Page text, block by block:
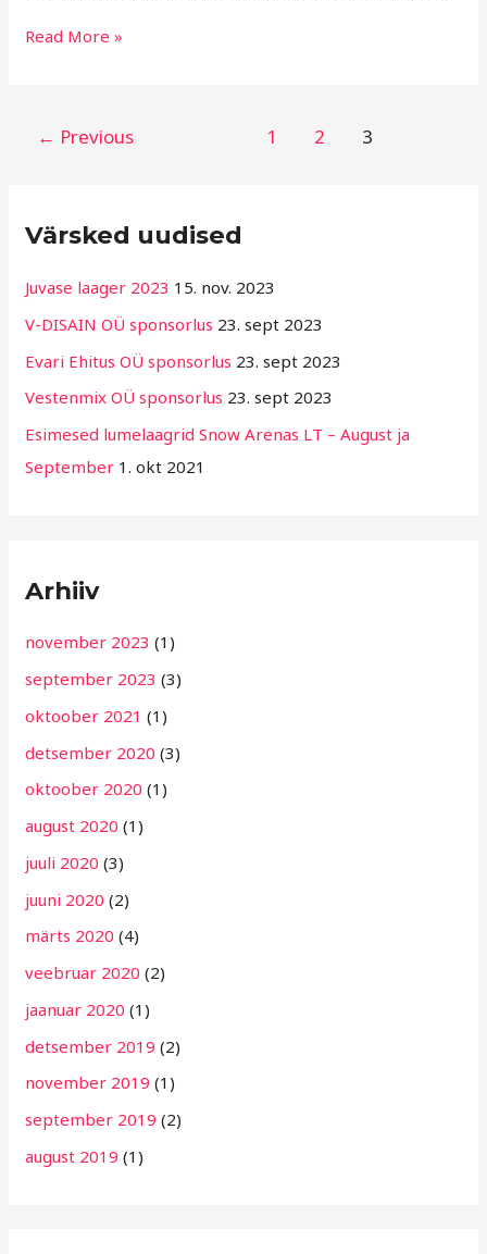
Read More »
← Previous 1 2 3
Värsked uudised
Juvase laager 2023 15. nov. 2023
V-DISAIN OÜ sponsorlus 23. sept 2023
Evari Ehitus OÜ sponsorlus 23. sept 2023
Vestenmix OÜ sponsorlus 23. sept 2023
Esimesed lumelaagrid Snow Arenas LT – August ja
September 1. okt 2021
Arhiiv
november 2023 (1)
september 2023 (3)
oktoober 2021 (1)
detsember 2020 (3)
oktoober 2020 (1)
august 2020 (1)
juuli 2020 (3)
juuni 2020 (2)
märts 2020 (4)
veebruar 2020 (2)
jaanuar 2020 (1)
detsember 2019 (2)
november 2019 (1)
september 2019 (2)
august 2019 (1)
u
r
i
i
g
i
d